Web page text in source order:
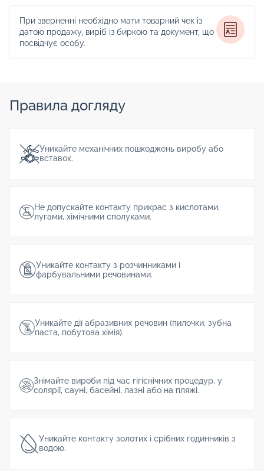
При зверненні необхідно мати товарний чек із
датою продажу, виріб із биркою та документ, що
посвідчує особу.
Правила догляду
Уникайте механічних пошкоджень виробу або
вставок.
Не допускайте контакту прикрас з кислотами,
лугами, хімічними сполуками.
Уникайте контакту з розчинниками і
фарбувальними речовинами.
Уникайте дії абразивних речовин (пилочки, зубна
паста, побутова хімія).
Знімайте вироби під час гігієнічних процедур, у
солярії, сауні, басейні, лазні або на пляжі.
Уникайте контакту золотих і срібних годинників з
водою.